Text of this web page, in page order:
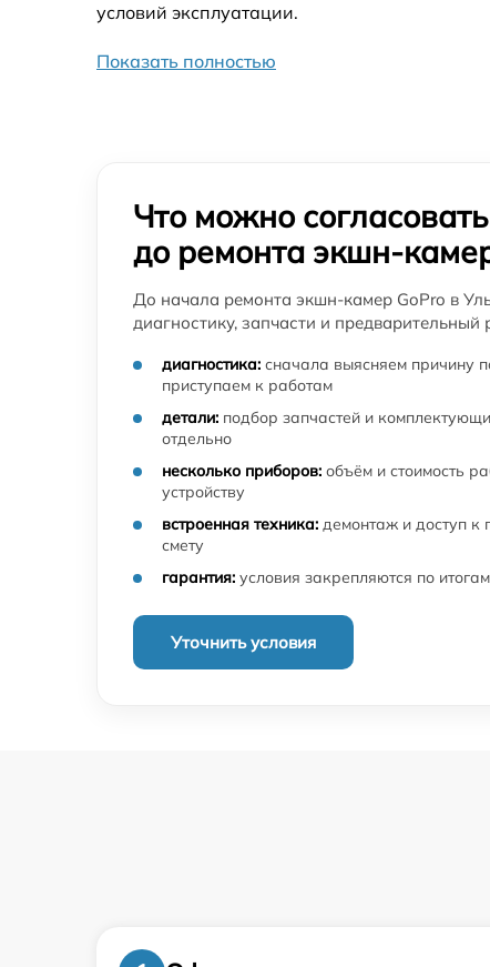
условий эксплуатации.
Показать полностью
Что можно согласовать
до ремонта экшн-
До начала ремонта экшн-камер GoPro в
диагностику, запчасти и предварительный
диагностика: сначала выясняем причину
приступаем к работам
детали: подбор запчастей и
отдельно
несколько приборов: объём и стоимость
устройству
встроенная техника: демонтаж и доступ к
смету
гарантия: условия закрепляются по
Уточнить условия